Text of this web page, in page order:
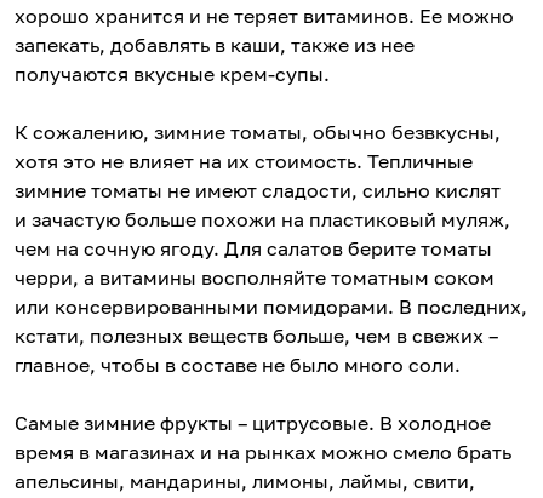
хорошо хранится и не теряет витаминов. Ее можно
запекать, добавлять в каши, также из нее
получаются вкусные крем-супы.
К сожалению, зимние томаты, обычно безвкусны,
хотя это не влияет на их стоимость. Тепличные
зимние томаты не имеют сладости, сильно кислят
и зачастую больше похожи на пластиковый муляж,
чем на сочную ягоду. Для салатов берите томаты
черри, а витамины восполняйте томатным соком
или консервированными помидорами. В последних,
кстати, полезных веществ больше, чем в свежих –
главное, чтобы в составе не было много соли.
Самые зимние фрукты – цитрусовые. В холодное
время в магазинах и на рынках можно смело брать
апельсины, мандарины, лимоны, лаймы, свити,